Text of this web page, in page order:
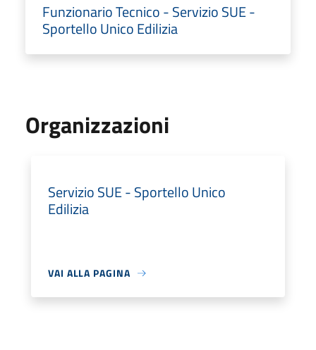
Funzionario Tecnico - Servizio SUE -
Sportello Unico Edilizia
Organizzazioni
Servizio SUE - Sportello Unico
Edilizia
VAI ALLA PAGINA